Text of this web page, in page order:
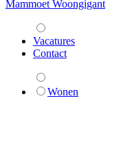
Mammoet Woongigant
Vacatures
Contact
Wonen